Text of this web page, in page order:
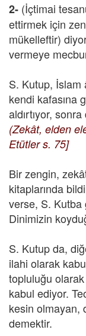
2- (İçtimai
ettirmek için
mükelleftir)
vermeye
S. Kutup, İslam
kendi kafasına
aldırtıyor,
(Zekât, elden
Etütler s. 75]
Bir zengin,
kitaplarında
verse, S. Kutba
Dinimizin
S. Kutup da,
ilahi olarak
topluluğu
kabul ediyor.
kesin olmayan,
demektir.